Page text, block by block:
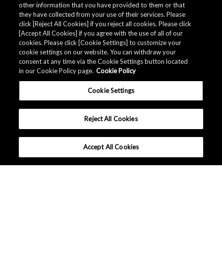
other information that you have provided to them or that
they have collected from your use of their services. Please
click [Reject All Cookies] if you reject all cookies. Please click
[Accept All Cookies] if you agree with the use of all of our
cookies. Please click [Cookie Settings] to customize your
cookie settings on our website. You can withdraw your
consent at any time via the Cookie Settings button located
in our Cookie Policy page. Cookie Policy
Cookie Settings
Reject All Cookies
Accept All Cookies